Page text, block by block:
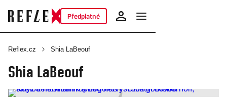
Předplatné
Reflex.cz Shia LaBeouf
Shia LaBeouf